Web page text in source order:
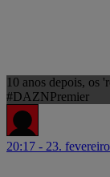
10 anos depois, os
#DAZNPremier
20:17 - 23.